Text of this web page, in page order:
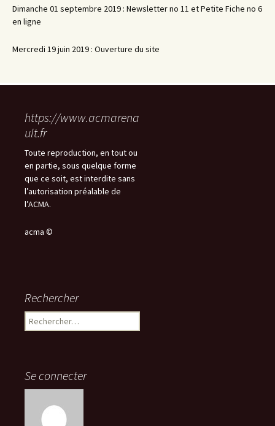
Dimanche 01 septembre 2019 : Newsletter no 11 et Petite Fiche no 6
en ligne
Mercredi 19 juin 2019 : Ouverture du site
https://www.acmarena
ult.fr
Toute reproduction, en tout ou
en partie, sous quelque forme
que ce soit, est interdite sans
l’autorisation préalable de
l’ACMA.
acma ©
Rechercher
Rechercher :
Se connecter